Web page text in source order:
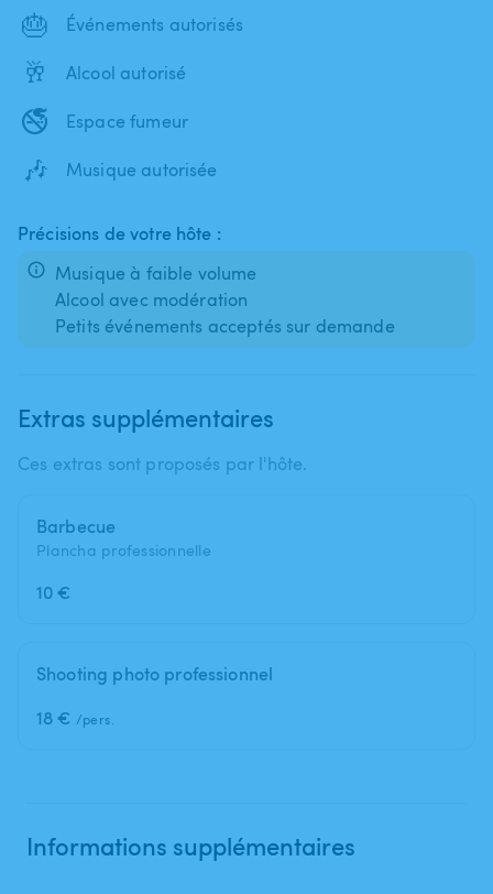
🎂 Événements autorisés
🥂 Alcool autorisé
🚭 Espace fumeur
🎶 Musique autorisée
Précisions de votre hôte :
Musique à faible volume
Alcool avec modération
Petits événements acceptés sur demande
Extras supplémentaires
Ces extras sont proposés par l'hôte.
Barbecue
Plancha professionnelle
10 €
Shooting photo professionnel
18 € /pers.
Informations supplémentaires